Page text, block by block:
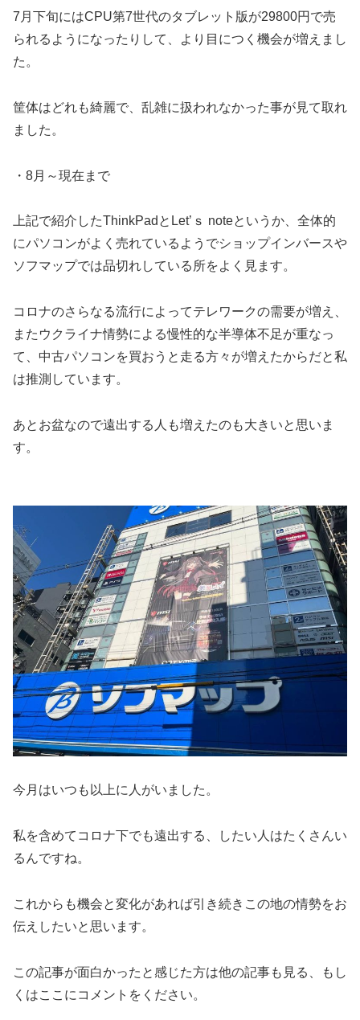
7月下旬にはCPU第7世代のタブレット版が29800円で売
られるようになったりして、より目につく機会が増えまし
た。
筐体はどれも綺麗で、乱雑に扱われなかった事が見て取れ
ました。
・8月～現在まで
上記で紹介したThinkPadとLet’ｓ noteというか、全体的
にパソコンがよく売れているようでショップインバースや
ソフマップでは品切れしている所をよく見ます。
コロナのさらなる流行によってテレワークの需要が増え、
またウクライナ情勢による慢性的な半導体不足が重なっ
て、中古パソコンを買おうと走る方々が増えたからだと私
は推測しています。
あとお盆なので遠出する人も増えたのも大きいと思いま
す。
今月はいつも以上に人がいました。
私を含めてコロナ下でも遠出する、したい人はたくさんい
るんですね。
これからも機会と変化があれば引き続きこの地の情勢をお
伝えしたいと思います。
この記事が面白かったと感じた方は他の記事も見る、もし
くはここにコメントをください。